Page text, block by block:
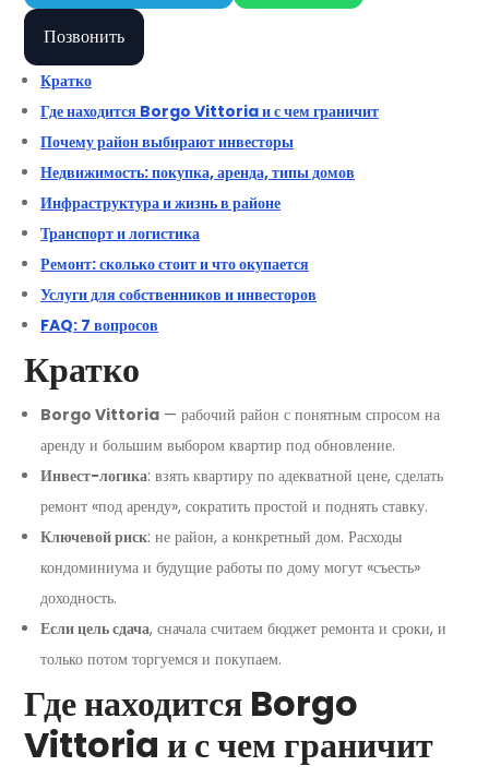
Позвонить
Кратко
Где находится Borgo Vittoria и с чем граничит
Почему район выбирают инвесторы
Недвижимость: покупка, аренда, типы домов
Инфраструктура и жизнь в районе
Транспорт и логистика
Ремонт: сколько стоит и что окупается
Услуги для собственников и инвесторов
FAQ: 7 вопросов
Кратко
Borgo Vittoria — рабочий район с понятным спросом на
аренду и большим выбором квартир под обновление.
Инвест-логика: взять квартиру по адекватной цене, сделать
ремонт «под аренду», сократить простой и поднять ставку.
Ключевой риск: не район, а конкретный дом. Расходы
кондоминиума и будущие работы по дому могут «съесть»
доходность.
Если цель сдача, сначала считаем бюджет ремонта и сроки, и
только потом торгуемся и покупаем.
Где находится Borgo
Vittoria и с чем граничит